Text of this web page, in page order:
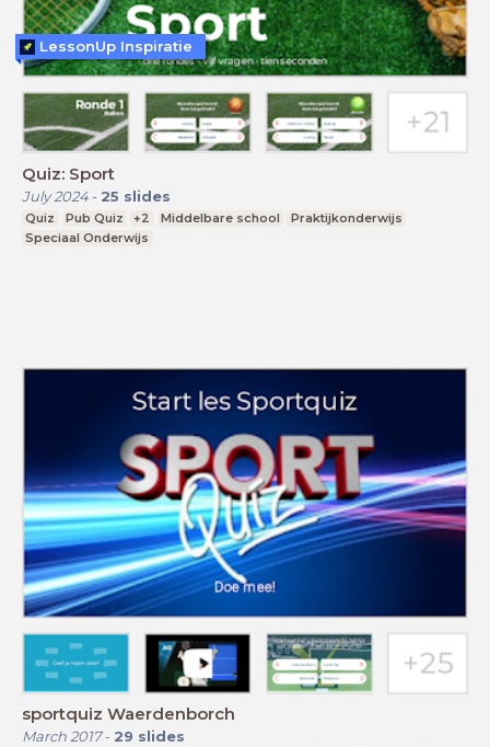
Quiz: Sport
July 2024- 25 slides
Quiz Pub Quiz +2 Middelbare school
Praktijkonderwijs
Speciaal Onderwijs
LessonUp Inspiratie
sportquiz Waerdenborch
March 2017- 29 slides